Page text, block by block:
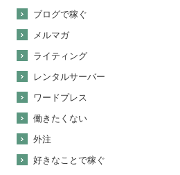
ブログで稼ぐ
メルマガ
ライティング
レンタルサーバー
ワードプレス
働きたくない
外注
好きなことで稼ぐ